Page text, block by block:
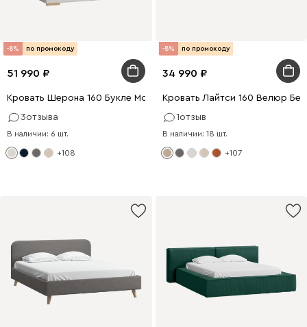
-8% по промокоду
51 990
Кровать Шерона 160 Букле Молочный
3отзыва
В наличии: 6 шт.
+108
-8% по промокоду
34 990
Кровать Лайтси 160 Велюр
1отзыв
В наличии: 18 шт.
+107